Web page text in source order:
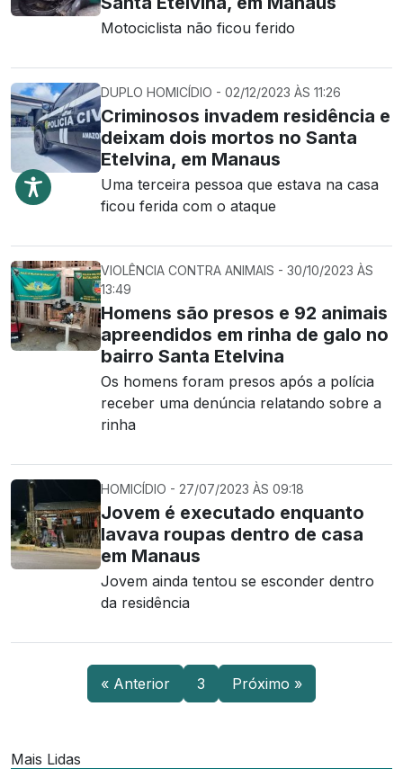
Motociclista não ficou ferido
DUPLO HOMICÍDIO - 02/12/2023 ÀS 11:26
Criminosos invadem residência e
deixam dois mortos no Santa
Etelvina, em Manaus
Uma terceira pessoa que estava na casa
ficou ferida com o ataque
VIOLÊNCIA CONTRA ANIMAIS - 30/10/2023 ÀS
13:49
Homens são presos e 92 animais
apreendidos em rinha de galo no
bairro Santa Etelvina
Os homens foram presos após a polícia
receber uma denúncia relatando sobre a
rinha
HOMICÍDIO - 27/07/2023 ÀS 09:18
Jovem é executado enquanto
lavava roupas dentro de casa
em Manaus
Jovem ainda tentou se esconder dentro
da residência
« Anterior 3 Próximo »
Mais Lidas